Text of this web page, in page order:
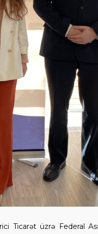
Ticarət üzrə Federal